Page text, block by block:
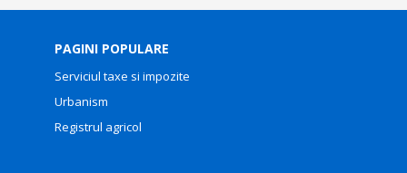
PAGINI POPULARE
Serviciul taxe si impozite
Urbanism
Registrul agricol